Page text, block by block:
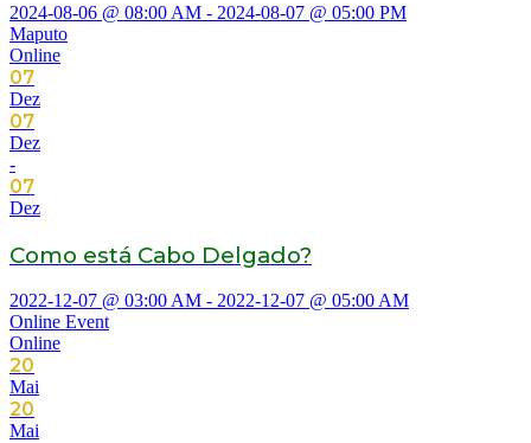
2024-08-06 @ 08:00 AM - 2024-08-07 @ 05:00 PM
Maputo
Online
07
Dez
07
Dez
-
07
Dez
Como está Cabo Delgado?
2022-12-07 @ 03:00 AM - 2022-12-07 @ 05:00 AM
Online Event
Online
20
Mai
20
Mai